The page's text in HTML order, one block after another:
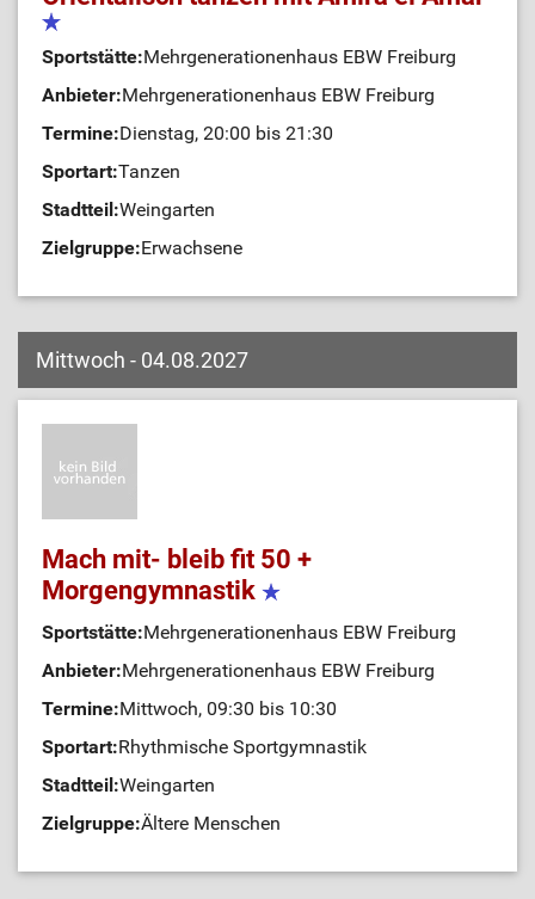
Sportstätte:Mehrgenerationenhaus EBW Freiburg
Anbieter:Mehrgenerationenhaus EBW Freiburg
Termine:Dienstag, 20:00 bis 21:30
Sportart:Tanzen
Stadtteil:Weingarten
Zielgruppe:Erwachsene
Mittwoch - 04.08.2027
Mach mit- bleib fit 50 +
Morgengymnastik
Sportstätte:Mehrgenerationenhaus EBW Freiburg
Anbieter:Mehrgenerationenhaus EBW Freiburg
Termine:Mittwoch, 09:30 bis 10:30
Sportart:Rhythmische Sportgymnastik
Stadtteil:Weingarten
Zielgruppe:Ältere Menschen